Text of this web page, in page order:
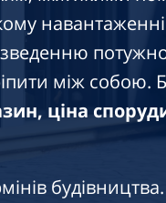
між собою.
ціна